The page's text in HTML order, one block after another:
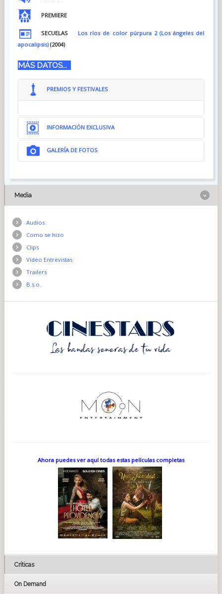
PREMIERE
SECUELAS Los ríos de color púrpura 2 (Los ángeles del
apocalipsis)(2004)
MÁS DATOS...
PREMIOS Y FESTIVALES
INFORMACIÓN EXCLUSIVA
GALERÍA DE FOTOS
Media
Audios
Como se hizo
Clips
Vídeo Entrevistas
Trailers
B.s.o.
Ahora puedes ver aquí todas estas películas completas
Críticas
On Demand